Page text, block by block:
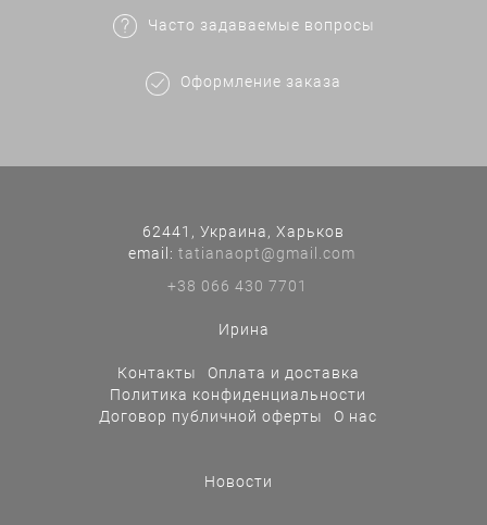
Часто задаваемые вопросы
Оформление заказа
62441, Украина, Харьков
еmail: tatianaopt@gmail.com
+38 066 430 7701
Ирина
Контакты
Оплата и доставка
Политика конфиденциальности
Договор публичной оферты
О нас
Новости